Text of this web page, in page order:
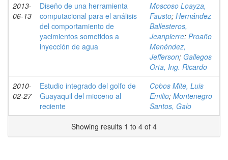
2013-
06-13
Diseño de una herramienta
computacional para el análisis
del comportamiento de
yacimientos sometidos a
inyección de agua
Moscoso Loayza,
Fausto; Hernández
Ballesteros,
Jeanpierre; Proaño
Menéndez,
Jefferson; Gallegos
Orta, Ing. Ricardo
2010-
02-27
Estudio integrado del golfo de
Guayaquil del mioceno al
reciente
Cobos Mite, Luis
Emilio; Montenegro
Santos, Galo
Showing results 1 to 4 of 4